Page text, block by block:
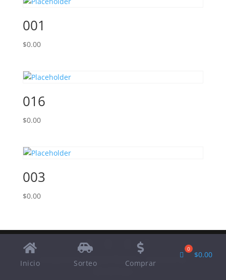
001
$0.00
016
$0.00
003
$0.00
Designed by Elegant Themes
| Powered by
Inicio Sorteo Comprar
$0.00